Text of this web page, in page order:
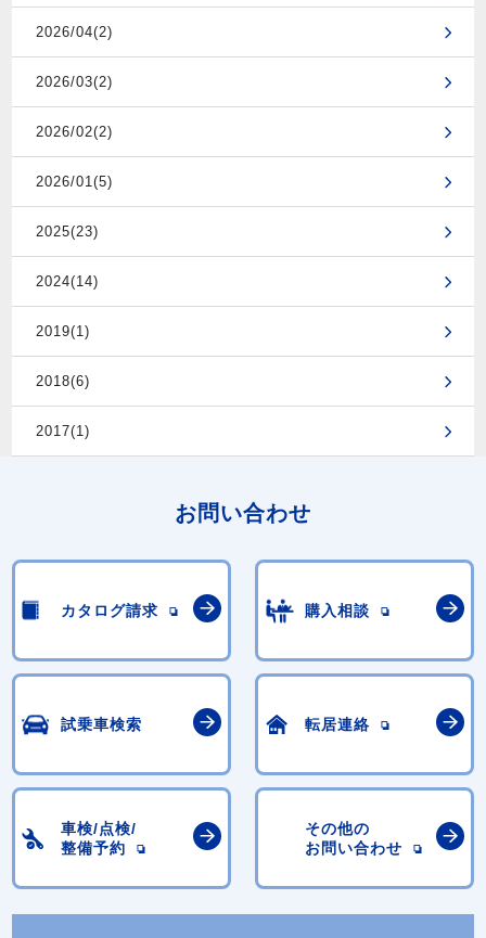
2026/04(2)
2026/03(2)
2026/02(2)
2026/01(5)
2025(23)
2024(14)
2019(1)
2018(6)
2017(1)
お問い合わせ
カタログ請求 購入相談
試乗車検索 転居連絡
車検/点検/
整備予約
その他の
お問い合わせ